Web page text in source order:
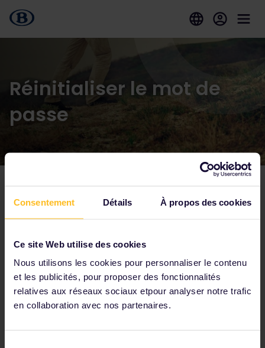
Consentement Détails À propos des cookies
Ce site Web utilise des cookies
Nous utilisons les cookies pour personnaliser le contenu
et les publicités, pour proposer des fonctionnalités
relatives aux réseaux sociaux etpour analyser notre trafic
en collaboration avec nos partenaires.
Réinitialiser le mot de
passe
Parmi nos partenaires